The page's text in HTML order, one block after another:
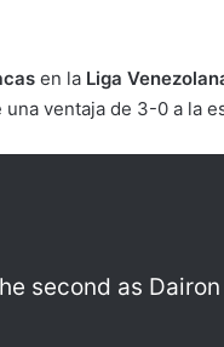
en la Liga
ventaja de 3-0 a la
second as